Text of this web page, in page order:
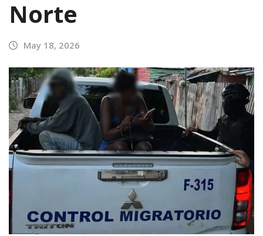
Norte
May 18, 2026